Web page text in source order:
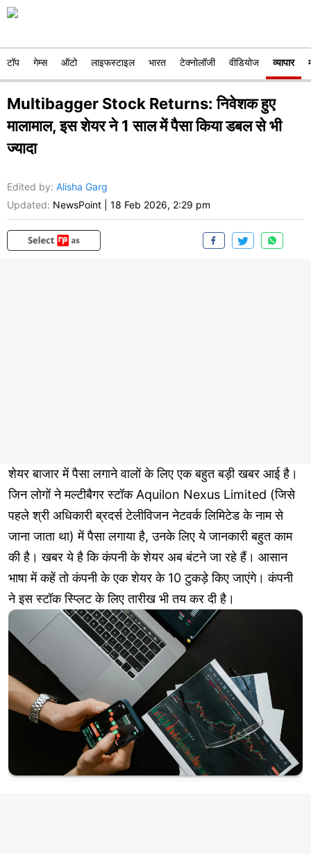
टॉप गेम्स ऑटो लाइफस्टाइल भारत टेक्नोलॉजी वीडियोज व्यापार
Multibagger Stock Returns: निवेशक हुए
मालामाल, इस शेयर ने 1 साल में पैसा किया डबल से भी
ज्यादा
Edited by: Alisha Garg
Updated: NewsPoint 18 Feb 2026, 2:29 pm
शेयर बाजार में पैसा लगाने वालों के लिए एक बहुत बड़ी खबर आई है।
जिन लोगों ने मल्टीबैगर स्टॉक Aquilon Nexus Limited (जिसे
पहले श्री अधिकारी ब्रदर्स टेलीविजन नेटवर्क लिमिटेड के नाम से
जाना जाता था) में पैसा लगाया है, उनके लिए ये जानकारी बहुत काम
की है। खबर ये है कि कंपनी के शेयर अब बंटने जा रहे हैं। आसान
भाषा में कहें तो कंपनी के एक शेयर के 10 टुकड़े किए जाएंगे। कंपनी
ने इस स्टॉक स्प्लिट के लिए तारीख भी तय कर दी है।